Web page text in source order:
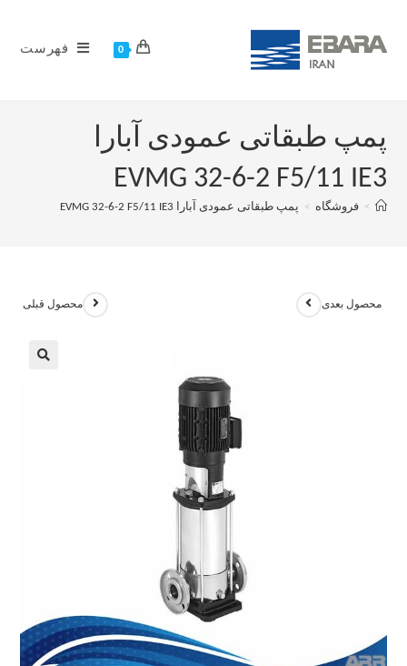
0 فهرست
پمپ طبقاتی عمودی آبارا
EVMG 32-6-2 F5/11 IE3
> فروشگاه > پمپ طبقاتی عمودی آبارا EVMG 32-6-2 F5/11 IE3
محصول قبلی محصول بعدی